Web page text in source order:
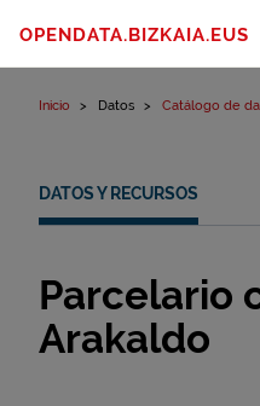
OPENDATA.BIZKAIA.EUS
Inicio Datos Catálogo de
DATOS Y RECURSOS
Parcelario
Arakaldo